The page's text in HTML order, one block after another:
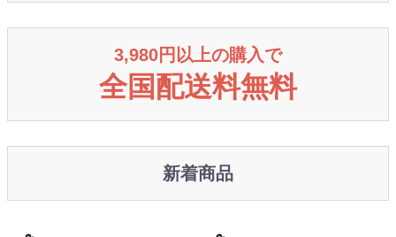
3,980円以上の購入で
全国配送料無料
新着商品